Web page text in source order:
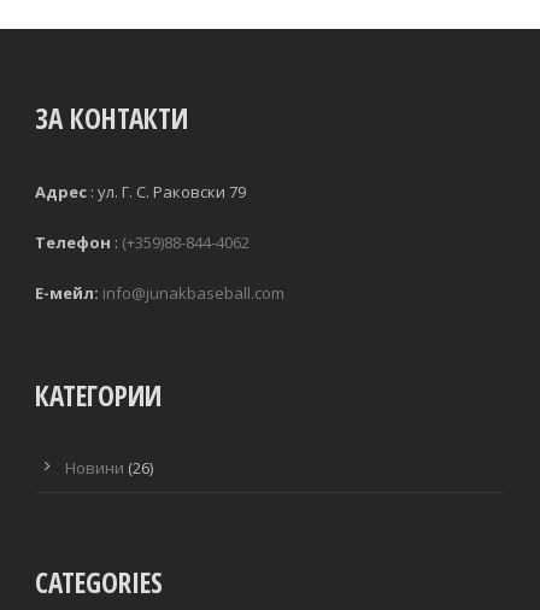
ЗА КОНТАКТИ
Адрес :
Телефон : (+359)88-844-4062
Е-мейл: info@junakbaseball.com
КАТЕГОРИИ
Новини (26)
CATEGORIES